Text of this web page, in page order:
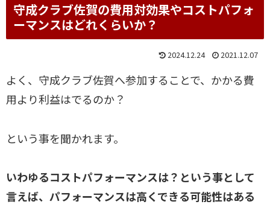
守成クラブ佐賀の費用対効果やコストパフォ
ーマンスはどれくらいか？
2024.12.24 2021.12.07
よく、守成クラブ佐賀へ参加することで、かかる費
用より利益はでるのか？
という事を聞かれます。
いわゆるコストパフォーマンスは？という事として
言えば、パフォーマンスは高くできる可能性はある